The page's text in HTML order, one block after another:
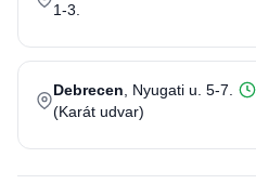
1-3.
Debrecen , Nyugati u. 5-7.
(Karát udvar)